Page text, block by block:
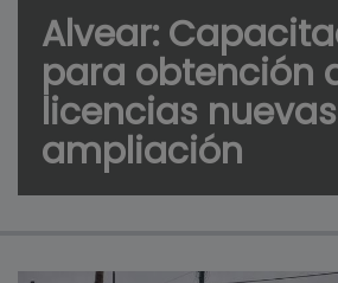
Alvear:
para obtención
licencias
ampliación